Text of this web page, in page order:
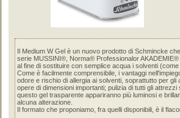
Il Medium W Gel è un nuovo prodotto di Schmincke
serie MUSSINI®, Norma® Professionalor
al fine di sostituire con semplice acqua i solventi
Come è facilmente comprensibile, i vantaggi
odore e rischio di allergia ai solventi, soprattutto per
opere di dimensioni importanti; pulizia di tutti gli
questo gel trasparente appariranno più luminosi e
alcuna alterazione.
Il formato che proponiamo, fra quelli disponibili, è il